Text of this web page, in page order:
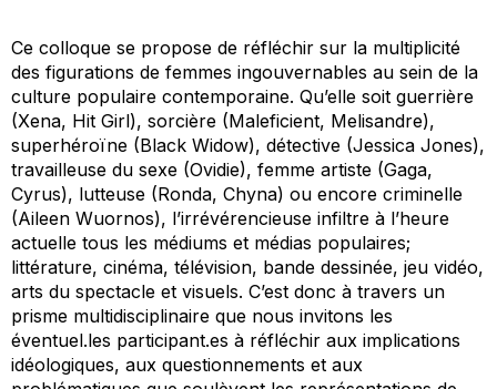
Ce colloque se propose de réfléchir sur la multiplicité
des figurations de femmes ingouvernables au sein de la
culture populaire contemporaine. Qu’elle soit guerrière
(Xena, Hit Girl), sorcière (Maleficient, Melisandre),
superhéroïne (Black Widow), détective (Jessica Jones),
travailleuse du sexe (Ovidie), femme artiste (Gaga,
Cyrus), lutteuse (Ronda, Chyna) ou encore criminelle
(Aileen Wuornos), l’irrévérencieuse infiltre à l’heure
actuelle tous les médiums et médias populaires;
littérature, cinéma, télévision, bande dessinée, jeu vidéo,
arts du spectacle et visuels. C’est donc à travers un
prisme multidisciplinaire que nous invitons les
éventuel.les participant.es à réfléchir aux implications
idéologiques, aux questionnements et aux